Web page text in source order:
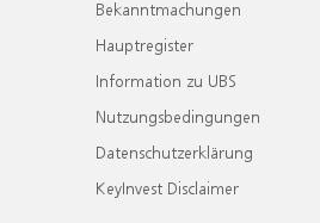
Bekanntmachungen
Hauptregister
Information zu UBS
Nutzungsbedingungen
Datenschutzerklärung
KeyInvest Disclaimer